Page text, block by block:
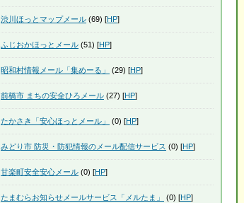
渋川ほっとマップメール (69) [HP]
ふじおかほっとメール (51) [HP]
昭和村情報メール「集めーる」 (29) [HP]
前橋市 まちの安全ひろメール (27) [HP]
たかさき「安心ほっとメール」 (0) [HP]
みどり市 防災・防犯情報のメール配信サービス (0) [HP]
甘楽町安全安心メール (0) [HP]
たまむらお知らせメールサービス「メルたま」 (0) [HP]